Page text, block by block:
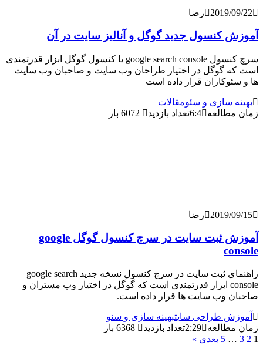
رضا
کنسول جدید گوگل و آنالیز سایت در آن
سرچ کنسول google search console یا کنسول گوگل ابزار قدرتمندی
گوگل در اختیار طراحان وب سایت و صاحبان وب سایت
قرار داده است
سازی و سئومقالات
6:4تعداد بازدید 6072 بار
رضا
آموزش ثبت سایت در سرچ کنسول گوگل google
راهنمای ثبت سایت در سرچ کنسول نسخه جدید google search
console ابزار قدرتمندی است که گوگل در اختیار وب مستران و
وب سایت ها قرار داده است.
طراحی سایت بهینه سازی و سئو
2:29تعداد بازدید 6368 بار
5 بعدی »